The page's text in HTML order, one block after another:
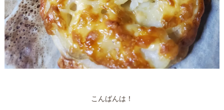
こんばんは！